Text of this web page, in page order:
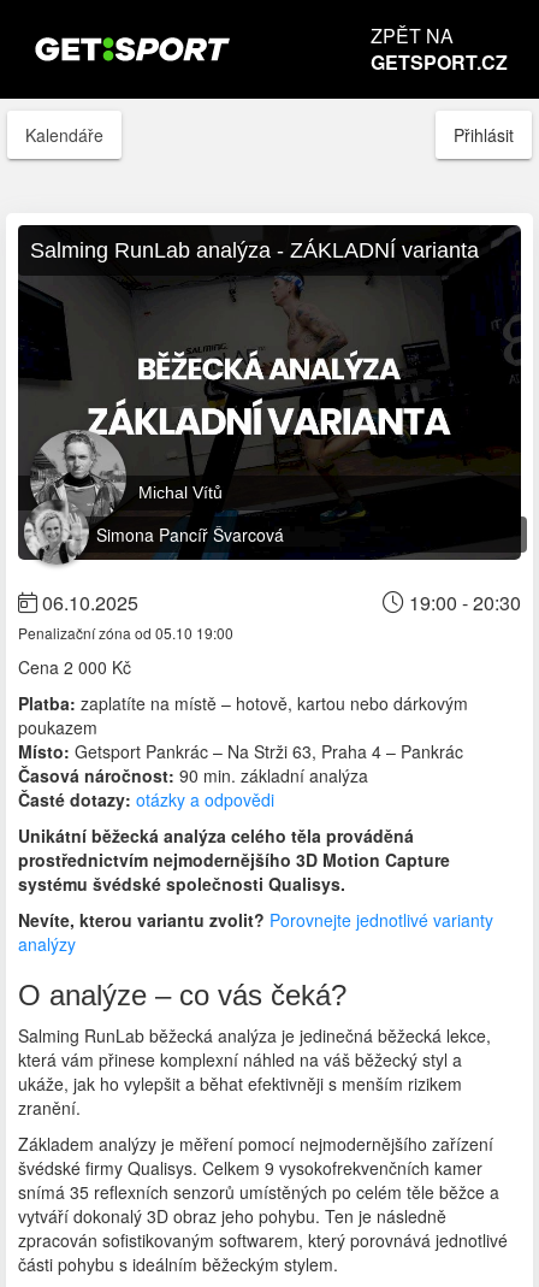
ZPĚT NA
GETSPORT.CZ
Kalendáře Přihlásit
Salming RunLab analýza - ZÁKLADNÍ varianta
Michal Vítů
Simona Pancíř Švarcová
06.10.2025 19:00 - 20:30
Penalizační zóna od 05.10 19:00
Cena 2 000 Kč
Platba: zaplatíte na místě – hotově, kartou nebo dárkovým
poukazem
Místo: Getsport Pankrác – Na Strži 63, Praha 4 – Pankrác
Časová náročnost: 90 min. základní analýza
Časté dotazy: otázky a odpovědi
Unikátní běžecká analýza celého těla prováděná
prostřednictvím nejmodernějšího 3D Motion Capture
systému švédské společnosti Qualisys.
Nevíte, kterou variantu zvolit? Porovnejte jednotlivé varianty
analýzy
O analýze – co vás čeká?
Salming RunLab běžecká analýza je jedinečná běžecká lekce,
která vám přinese komplexní náhled na váš běžecký styl a
ukáže, jak ho vylepšit a běhat efektivněji s menším rizikem
zranění.
Základem analýzy je měření pomocí nejmodernějšího zařízení
švédské firmy Qualisys. Celkem 9 vysokofrekvenčních kamer
snímá 35 reflexních senzorů umístěných po celém těle běžce a
vytváří dokonalý 3D obraz jeho pohybu. Ten je následně
zpracován sofistikovaným softwarem, který porovnává jednotlivé
části pohybu s ideálním běžeckým stylem.